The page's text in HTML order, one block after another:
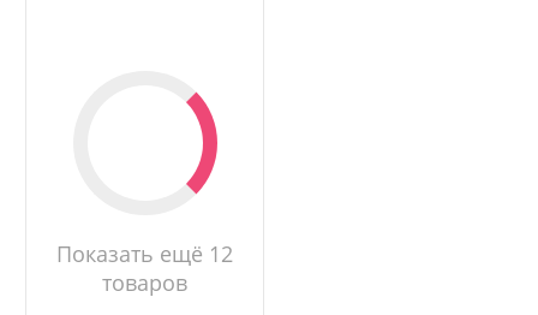
Показать ещё 12
товаров